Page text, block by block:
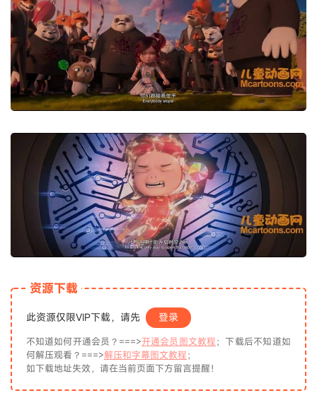
资源下载
此资源仅限VIP下载，请先 登录
不知道如何开通会员？===>开通会员图文教程；下载后不知道如
何解压观看？===>解压和字幕图文教程；
如下载地址失效，请在当前页面下方留言提醒！